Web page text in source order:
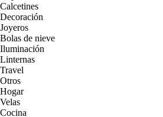
Calcetines
Decoración
Joyeros
Bolas de nieve
Iluminación
Linternas
Travel
Otros
Hogar
Velas
Cocina